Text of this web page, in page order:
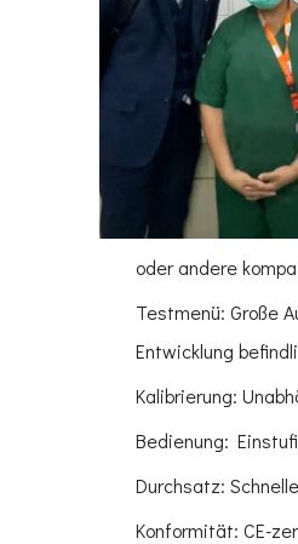
oder andere
Testmenü: Große
Entwicklung
Kalibrierung:
Bedienung:
Durchsatz:
Konformität: CE-